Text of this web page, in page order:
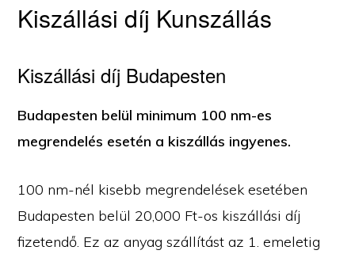
Kiszállási díj Kunszállás
Kiszállási díj Budapesten
Budapesten belül minimum 100 nm-es
megrendelés esetén a kiszállás ingyenes.
100 nm-nél kisebb megrendelések esetében
Budapesten belül 20,000 Ft-os kiszállási díj
fizetendő. Ez az anyag szállítást az 1. emeletig